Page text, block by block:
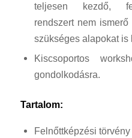
teljesen kezdő,
rendszert nem
szükséges alapokat is
Kiscsoportos
gondolkodásra.
Tartalom:
Felnőttképzési